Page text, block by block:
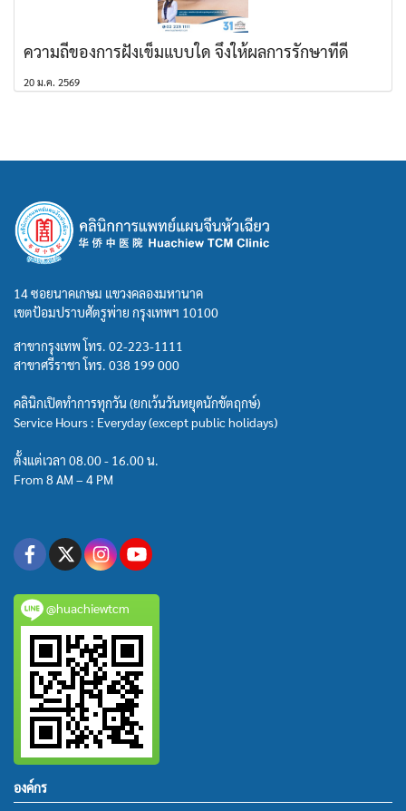
ความถี่ของการฝังเข็มแบบใด จึงให้ผลการรักษาที่ดี
20 ม.ค. 2569
14 ซอยนาคเกษม แขวงคลองมหานาค
เขตป้อมปราบศัตรูพ่าย กรุงเทพฯ 10100
สาขากรุงเทพ โทร. 02-223-1111
สาขาศรีราชา โทร. 038 199 000
คลินิกเปิดทำการทุกวัน (ยกเว้นวันหยุดนักขัตฤกษ์)
Service Hours : Everyday (except public holidays)
ตั้งแต่เวลา 08.00 - 16.00 น.
From 8 AM – 4 PM
@huachiewtcm
องค์กร